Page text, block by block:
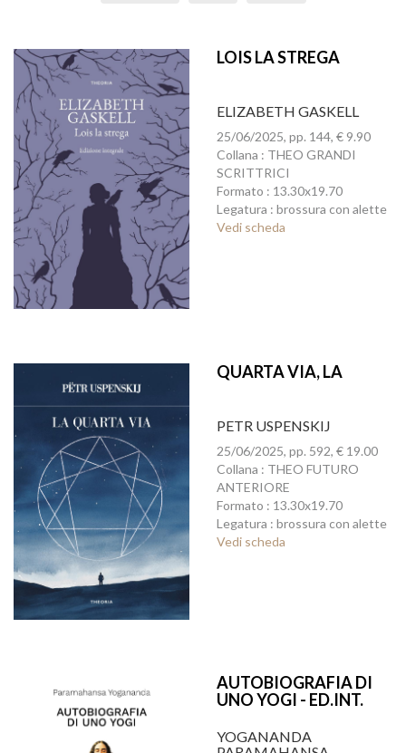
LOIS LA STREGA
ELIZABETH GASKELL
25/06/2025, pp. 144, € 9.90
Collana : THEO GRANDI
SCRITTRICI
Formato : 13.30x19.70
Legatura : brossura con alette
Vedi scheda
QUARTA VIA, LA
PETR USPENSKIJ
25/06/2025, pp. 592, € 19.00
Collana : THEO FUTURO
ANTERIORE
Formato : 13.30x19.70
Legatura : brossura con alette
Vedi scheda
AUTOBIOGRAFIA DI
UNO YOGI - ED.INT.
YOGANANDA